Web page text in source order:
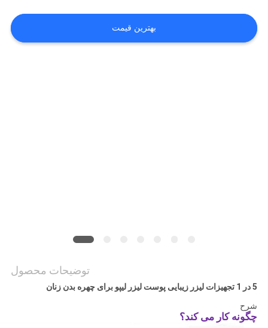
بهترین قیمت
توضیحات محصول
5 در 1 تجهیزات لیزر زیبایی پوست لیزر لیپو برای چهره بدن زنان
شرح
چگونه کار می کند؟